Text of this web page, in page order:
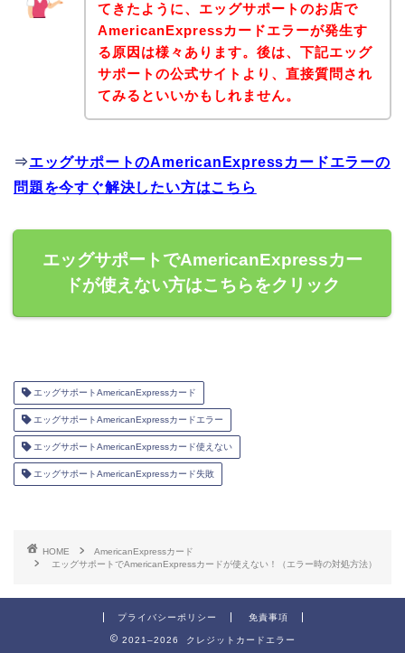
てきたように、エッグサポートのお店で
AmericanExpressカードエラーが発生す
る原因は様々あります。後は、下記エッグ
サポートの公式サイトより、直接質問され
てみるといいかもしれません。
⇒エッグサポートのAmericanExpressカードエラーの
問題を今すぐ解決したい方はこちら
エッグサポートでAmericanExpressカー
ドが使えない方はこちらをクリック
エッグサポートAmericanExpressカード
エッグサポートAmericanExpressカードエラー
エッグサポートAmericanExpressカード使えない
エッグサポートAmericanExpressカード失敗
HOME
AmericanExpressカード
エッグサポートでAmericanExpressカードが使えない！（エラー時の対処方法）
プライバシーポリシー 免責事項
2021–2026 クレジットカードエラー